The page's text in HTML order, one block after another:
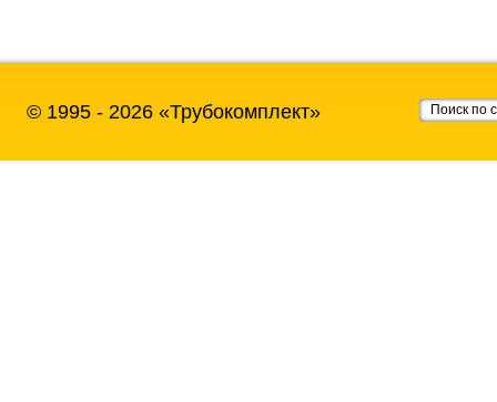
© 1995 - 2026 «Трубокомплект»